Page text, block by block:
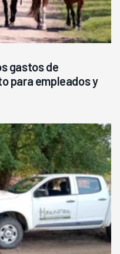
gastos de
para empleados y